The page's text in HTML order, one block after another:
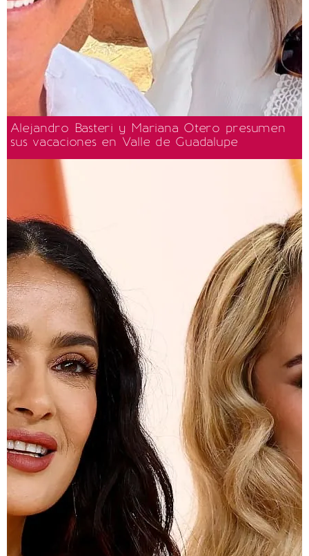
Alejandro Basteri y Mariana Otero presumen
sus vacaciones en Valle de Guadalupe